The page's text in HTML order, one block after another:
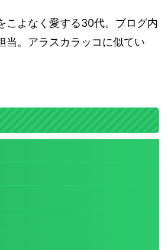
こよなく愛する30代。ブログ内
当。アラスカラッコに似てい